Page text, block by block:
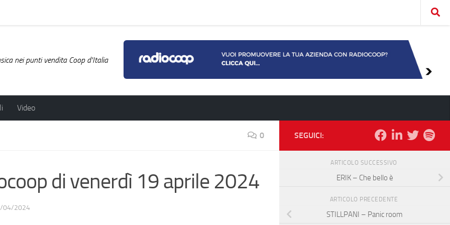
nei punti vendita Coop d'Italia
Video
0
di venerdì 19 aprile 2024
04/2024
SEGUICI:
ARTICOLO SUCCESSIVO
ERIK – Che bello è
ARTICOLO PRECEDENTE
STILLPANI – Panic room